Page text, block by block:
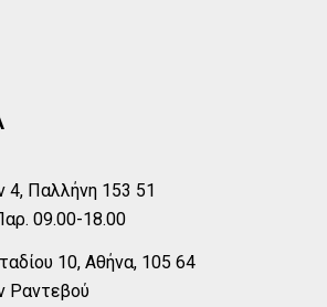
4, Παλλήνη 153 51
09.00-18.00
10, Αθήνα, 105 64
Ραντεβού